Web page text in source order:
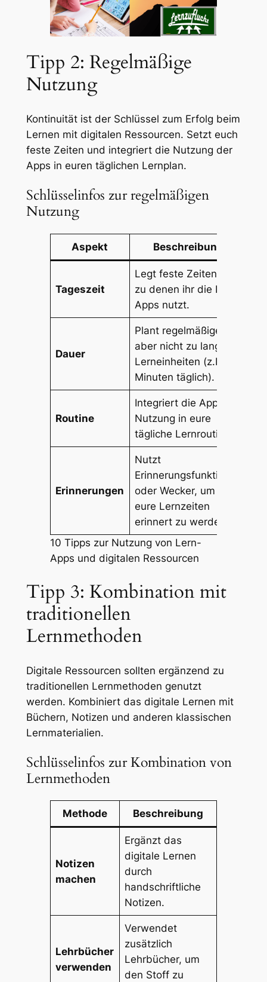
Tipp 2: Regelmäßige
Nutzung
Kontinuität ist der Schlüssel zum Erfolg beim
Lernen mit digitalen Ressourcen. Setzt euch
feste Zeiten und integriert die Nutzung der
Apps in euren täglichen Lernplan.
Schlüsselinfos zur regelmäßigen
Nutzung
Aspekt Beschreibung
Tageszeit
Legt feste Zeiten fest,
zu denen ihr die Lern-
Apps nutzt.
Dauer
Plant regelmäßige,
aber nicht zu lange
Lerneinheiten (z.B. 30
Minuten täglich).
Routine
Integriert die App-
Nutzung in eure
tägliche Lernroutine.
Erinnerungen
Nutzt
Erinnerungsfunktionen
oder Wecker, um an
eure Lernzeiten
erinnert zu werden.
10 Tipps zur Nutzung von Lern-
Apps und digitalen Ressourcen
Tipp 3: Kombination mit
traditionellen
Lernmethoden
Digitale Ressourcen sollten ergänzend zu
traditionellen Lernmethoden genutzt
werden. Kombiniert das digitale Lernen mit
Büchern, Notizen und anderen klassischen
Lernmaterialien.
Schlüsselinfos zur Kombination von
Lernmethoden
Methode Beschreibung
Notizen
machen
Ergänzt das
digitale Lernen
durch
handschriftliche
Notizen.
Lehrbücher
verwenden
Verwendet
zusätzlich
Lehrbücher, um
den Stoff zu